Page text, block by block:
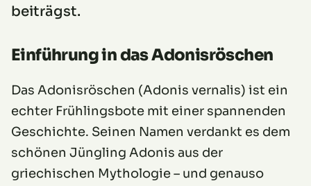
beiträgst.
Einführung in das Adonisröschen
Das Adonisröschen (Adonis vernalis) ist ein
echter Frühlingsbote mit einer spannenden
Geschichte. Seinen Namen verdankt es dem
schönen Jüngling Adonis aus der
griechischen Mythologie – und genauso